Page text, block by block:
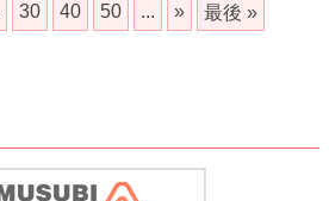
30 40 50 ... » 最後 »